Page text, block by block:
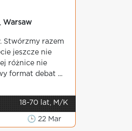
Warsaw
Stwórzmy razem
jeszcze nie
różnice nie
format debat ...
18-70 lat, M/K
🕒 22 Mar